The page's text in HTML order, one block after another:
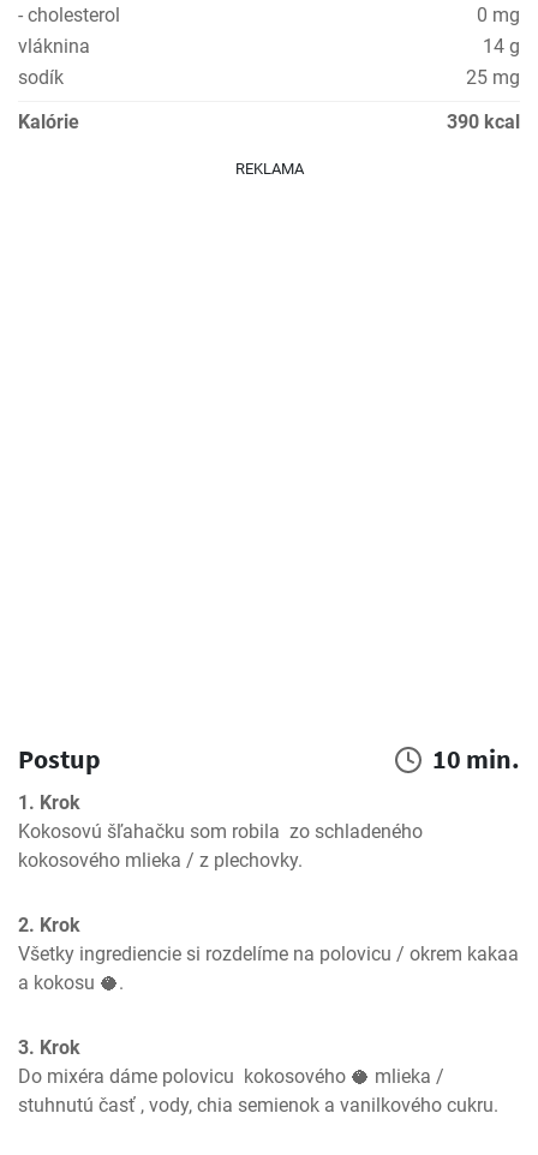
- cholesterol
0 mg
vláknina
14 g
sodík
25 mg
Kalórie
390 kcal
REKLAMA
Postup 10 min.
1. Krok
Kokosovú šľahačku som robila  zo schladeného
kokosového mlieka / z plechovky.
2. Krok
Všetky ingrediencie si rozdelíme na polovicu / okrem kakaa
a kokosu 🥥.
3. Krok
Do mixéra dáme polovicu  kokosového 🥥 mlieka /
stuhnutú časť , vody, chia semienok a vanilkového cukru.